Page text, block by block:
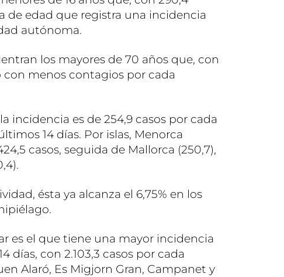
de edad que registra una incidencia
autónoma.
los mayores de 70 años que, con
con menos contagios por cada
incidencia es de 254,9 casos por cada
14 días. Por islas, Menorca
casos, seguida de Mallorca (250,7),
ésta ya alcanza el 6,75% en los
es el que tiene una mayor incidencia
días, con 2.103,3 casos por cada
Alaró, Es Migjorn Gran, Campanet y